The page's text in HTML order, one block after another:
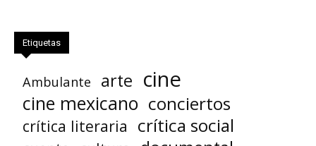
Etiquetas
Ambulante arte cine
cine mexicano conciertos
crítica literaria crítica social